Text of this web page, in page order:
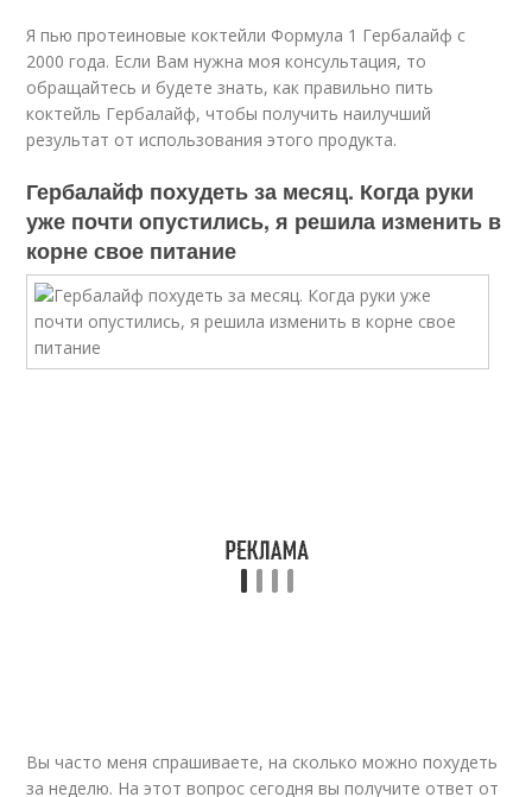
Я пью протеиновые коктейли Формула 1 Гербалайф с
2000 года. Если Вам нужна моя консультация, то
обращайтесь и будете знать, как правильно пить
коктейль Гербалайф, чтобы получить наилучший
результат от использования этого продукта.
Гербалайф похудеть за месяц. Когда руки
уже почти опустились, я решила изменить в
корне свое питание
Вы часто меня спрашиваете, на сколько можно похудеть
за неделю. На этот вопрос сегодня вы получите ответ от